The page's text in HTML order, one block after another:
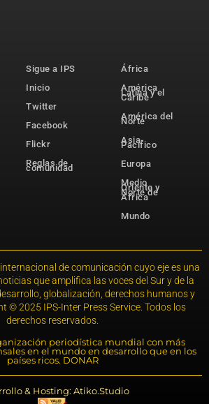
Sigue a IPS
Inicio
Twitter
Facebook
Flickr
Reglas de
comunidad
África
América
Latina y el
Caribe
América del
Norte
Asia-
Pacífico
Europa
Medio
Oriente y
Norte de
África
Mundo
de comunicación cuyo eje es una
que amplifica las voces del Sur y de la
globalización, derechos humanos y
© 2025 IPS-Inter Press Service. Todos los
derechos reservados.
periodística mundial con más
en el mundo en desarrollo que en los
países ricos. DONAR
& Hosting: Atiko.Studio